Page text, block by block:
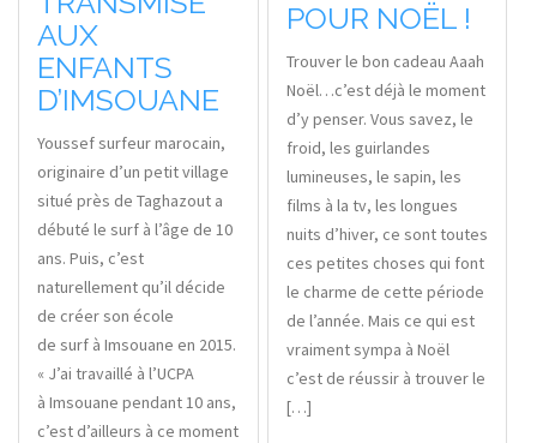
AUX
ENFANTS
D’IMSOUANE
Youssef surfeur marocain,
originaire d’un petit village
situé près de Taghazout a
débuté le surf à l’âge de 10
ans. Puis, c’est
naturellement qu’il décide
de créer son école
de surf à Imsouane en 2015.
« J’ai travaillé à l’UCPA
à Imsouane pendant 10 ans,
c’est d’ailleurs à ce moment
POUR NOËL !
Trouver le bon cadeau Aaah
Noël…c’est déjà le moment
d’y penser. Vous savez, le
froid, les guirlandes
lumineuses, le sapin, les
films à la tv, les longues
nuits d’hiver, ce sont toutes
ces petites choses qui font
le charme de cette période
de l’année. Mais ce qui est
vraiment sympa à Noël
c’est de réussir à trouver le
[…]